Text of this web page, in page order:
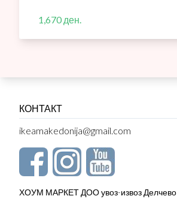
1,670 ден.
КОНТАКТ
ikeamakedonija@gmail.com
ХОУМ МАРКЕТ ДОО увоз-извоз Делчево